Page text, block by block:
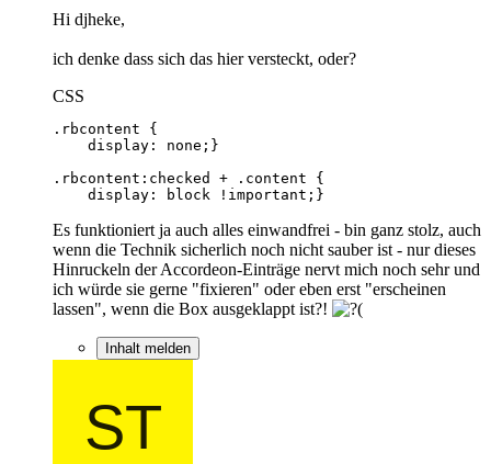
Hi djheke,
ich denke dass sich das hier versteckt, oder?
CSS
    display: block !important;}
Es funktioniert ja auch alles einwandfrei - bin ganz stolz, auch
wenn die Technik sicherlich noch nicht sauber ist - nur dieses
Hinruckeln der Accordeon-Einträge nervt mich noch sehr und
ich würde sie gerne "fixieren" oder eben erst "erscheinen
lassen", wenn die Box ausgeklappt ist?!
Inhalt melden